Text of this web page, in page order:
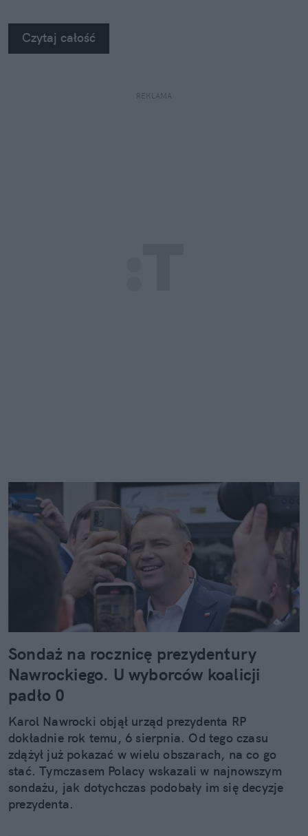
Czytaj całość
REKLAMA
Sondaż na rocznicę prezydentury
Nawrockiego. U wyborców koalicji
padło 0
Karol Nawrocki objął urząd prezydenta RP
dokładnie rok temu, 6 sierpnia. Od tego czasu
zdążył już pokazać w wielu obszarach, na co go
stać. Tymczasem Polacy wskazali w najnowszym
sondażu, jak dotychczas podobały im się decyzje
prezydenta.